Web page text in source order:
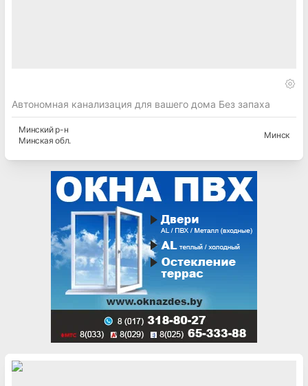
Автономная канализация для вашего дома Без запаха
Минскийр-н
Минская обл.
Минск